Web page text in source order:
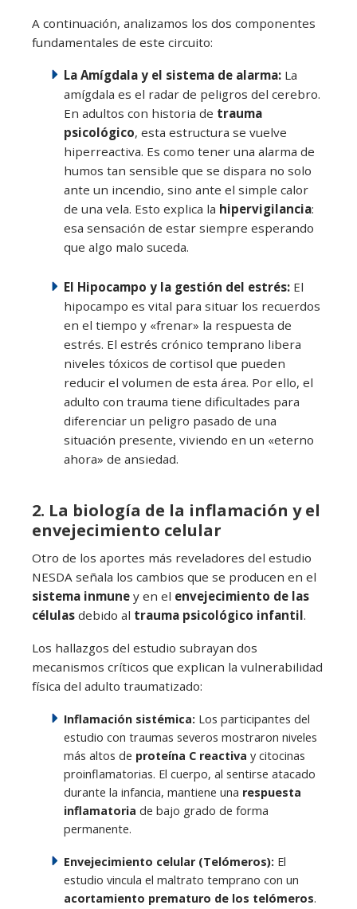
A continuación, analizamos los dos componentes
fundamentales de este circuito:
La Amígdala y el sistema de alarma: La
amígdala es el radar de peligros del cerebro.
En adultos con historia de trauma
psicológico, esta estructura se vuelve
hiperreactiva. Es como tener una alarma de
humos tan sensible que se dispara no solo
ante un incendio, sino ante el simple calor
de una vela. Esto explica la hipervigilancia:
esa sensación de estar siempre esperando
que algo malo suceda.
El Hipocampo y la gestión del estrés: El
hipocampo es vital para situar los recuerdos
en el tiempo y «frenar» la respuesta de
estrés. El estrés crónico temprano libera
niveles tóxicos de cortisol que pueden
reducir el volumen de esta área. Por ello, el
adulto con trauma tiene dificultades para
diferenciar un peligro pasado de una
situación presente, viviendo en un «eterno
ahora» de ansiedad.
2. La biología de la inflamación y el
envejecimiento celular
Otro de los aportes más reveladores del estudio
NESDA señala los cambios que se producen en el
sistema inmune y en el envejecimiento de las
células debido al trauma psicológico infantil.
Los hallazgos del estudio subrayan dos
mecanismos críticos que explican la vulnerabilidad
física del adulto traumatizado:
Inflamación sistémica: Los participantes del
estudio con traumas severos mostraron niveles
más altos de proteína C reactiva y citocinas
proinflamatorias. El cuerpo, al sentirse atacado
durante la infancia, mantiene una respuesta
inflamatoria de bajo grado de forma
permanente.
Envejecimiento celular (Telómeros): El
estudio vincula el maltrato temprano con un
acortamiento prematuro de los telómeros.